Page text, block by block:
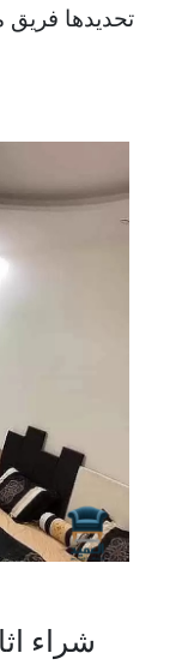
تحديدها
شراء